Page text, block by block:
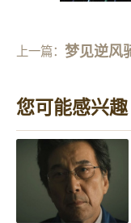
上一篇：梦见逆风
您可能感兴趣